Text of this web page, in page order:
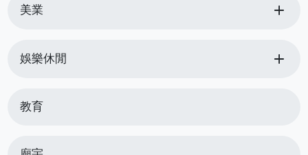
美業 add
娛樂休閒 add
教育